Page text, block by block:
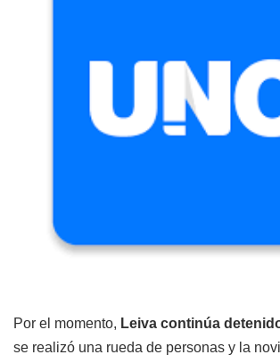
Por el momento, Leiva continúa
se realizó una rueda de personas y la